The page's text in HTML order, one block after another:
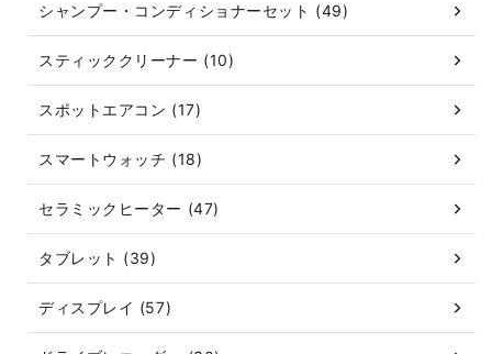
シャンプー・コンディショナーセット (49)
スティッククリーナー (10)
スポットエアコン (17)
スマートウォッチ (18)
セラミックヒーター (47)
タブレット (39)
ディスプレイ (57)